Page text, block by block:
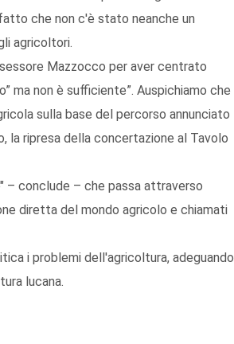
che non c'è stato neanche un
agricoltori.
Mazzocco per aver centrato
ma non è sufficiente”. Auspichiamo che
sulla base del percorso annunciato
la ripresa della concertazione al Tavolo
– conclude – che passa attraverso
diretta del mondo agricolo e chiamati
i problemi dell'agricoltura, adeguando
lucana.